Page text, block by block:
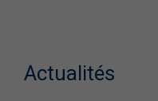
Actualités